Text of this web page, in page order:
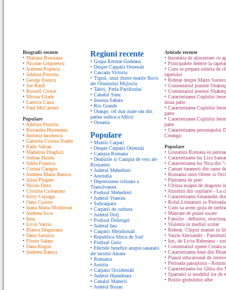
Biografii recente
• Mariana Buruiana
• Nicolae Grigorescu
• Andreea Popescu
• Adelina Pestritu
• George Enescu
• Joe Ranft
• Russell Crowe
• Mircea Eliade
• Laetitia Casta
• Paul McCartney
Populare
• Adelina Pestritu
• Ruxandra Hurezeanu
• Antonia Iacobescu
• Gabriela Cristea Toader
• Radu Valcan
• Madalina Draghici
• Serban Huidu
• Adela Popescu
• Corina Caragea
• Andreea Marin Banica
• Alina Plugaru
• Nicole Dutu
• Cristina Ciobanasu
• Kitty Cepraga
• Oana Cuzino
• Ioana Maria Moldovan
• Andreea Esca
• Inna
• Liviu Varciu
• Bianca Dragusanu
• Dana Savuica
• Florin Salam
• Dana Rogoz
• Andreea Banica
Regiuni recente
• Grupa Retezat-Godeanu
• Despre Carpatii Orientali
• Cascada Victoria
• Tigrul, unul dintre marile fluvii
ale Orientului Mijlociu
• Tahiti, Perla Pacificului
• Canalul Suez
• Imensa Sahara
• Rio Grande
• Orange, cel mai mare rau din
partea sudica a Africii
• Oceania
Populare
• Muntii Carpati
• Despre Carpatii Orientali
• Campia Romana
• Dealurile si Campia de vest ale
Romaniei
• Judetul Mehedinti
• Australia
• Depresiunea colinara a
Transilvaniei
• Podisul Mehedinti
• Judetul Vrancea
• Subcarpatii
• Carpatii de curbura
• Judetul Dolj
• Podisul Dobrogei
• Judetul Iasi
• Carpatii Meridionali
• Republica Africa de Sud
• Podisul Getic
• Efectele benefice asupra sanatatii
ale lacului Amara
• Romania
• Austria
• Carpatii Occidentali
• Judetul Hunedoara
• Canalul Manecii
• Judetul Buzau
Articole recente
• Instalatia de alimentare cu
• Principalele defecte la
• Cum se prepara solutia de
tapetului
• Referat despre Marin
• Comentariul poeziei
• Comentariul poeziei
• Caracterizarea Cuplului
doua parte
• Caracterizarea Cuplului
parte
• Caracterizarea Cuplului
parte
• Caracterizarea personajului
Creanga
Populare
• Literatura Romana in
• Caracterizarea lui Lica
• Caracterizarea lui Nica din
• Carnati taranesti din carne
• Romania intre Orient si
• Pastrama de porc
• Ultima noapte de dragoste
• Amintiri din copilarie - La
• Caracterizarea Smarandei
• Rolul Literaturii in Perioada
• Cum sa avem grija de
• Mancare de prune uscate
• Familie : definitie,
• Violenta in mediul scolar
• Referat: Chipul mamei in
• Vasile Alecsandri -
• Ion, de Liviu Rebreanu -
• Comentariul operei Cezara
• Caracterizarea Anei din
• Planul educational de
• Perioada pasoptista -
• Caracterizarea lui Ghita din
• Spartanii si modelul lor de
• Bolile globulelor albe